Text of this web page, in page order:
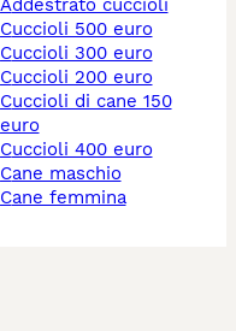
addestrato cuccioli
cuccioli 500 euro
cuccioli 300 euro
cuccioli 200 euro
cuccioli di cane 150
euro
cuccioli 400 euro
cane maschio
cane femmina